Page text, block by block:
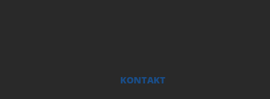
KONTAKT